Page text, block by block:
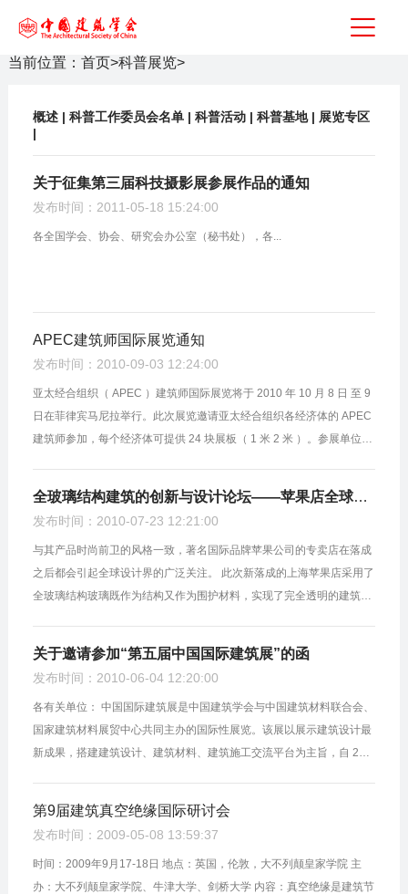
当前位置： 首页>科普展览>
概述| 科普工作委员会名单| 科普活动| 科普基地| 展览专区
|
关于征集第三届科技摄影展参展作品的通知
发布时间：2011-05-18 15:24:00
各全国学会、协会、研究会办公室（秘书处），各...
APEC建筑师国际展览通知
发布时间：2010-09-03 12:24:00
亚太经合组织（ APEC ）建筑师国际展览将于 2010 年 10 月 8 日 至 9
日在菲律宾马尼拉举行。此次展览邀请亚太经合组织各经济体的 APEC
建筑师参加，每个经济体可提供 24 块展板（ 1 米 2 米 ）。参展单位只
全玻璃结构建筑的创新与设计论坛——苹果店全球总设计师现场阐释
发布时间：2010-07-23 12:21:00
与其产品时尚前卫的风格一致，著名国际品牌苹果公司的专卖店在落成
之后都会引起全球设计界的广泛关注。 此次新落成的上海苹果店采用了
全玻璃结构玻璃既作为结构又作为围护材料，实现了完全透明的建筑效
关于邀请参加“第五届中国国际建筑展”的函
发布时间：2010-06-04 12:20:00
各有关单位： 中国国际建筑展是中国建筑学会与中国建筑材料联合会、
国家建筑材料展贸中心共同主办的国际性展览。该展以展示建筑设计最
新成果，搭建建筑设计、建筑材料、建筑施工交流平台为主旨，自 200
第9届建筑真空绝缘国际研讨会
发布时间：2009-05-08 13:59:37
时间：2009年9月17-18日 地点：英国，伦敦，大不列颠皇家学院 主
办：大不列颠皇家学院、牛津大学、剑桥大学 内容：真空绝缘是建筑节